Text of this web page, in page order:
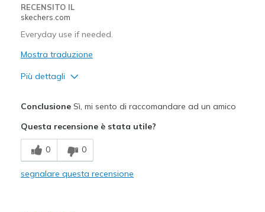
RECENSITO IL
skechers.com
Everyday use if needed.
Mostra traduzione
Più dettagli
Migliori Utilizzi:
Casual Wear
ConclusioneSì, mi sento di raccomandare ad un amico
Questa recensione è stata utile?
0 0
segnalare questa recensione